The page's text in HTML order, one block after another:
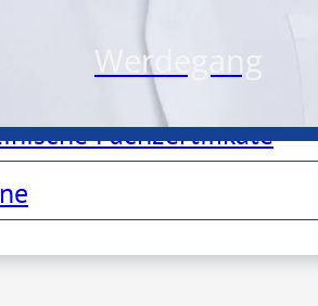
und Kritik
Fachzertifikate
Werdegang